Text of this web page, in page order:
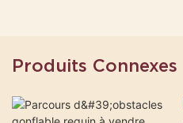
Produits Connexes